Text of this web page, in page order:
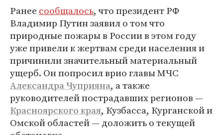
Ранее сообщалось, что президент РФ
Владимир Путин заявил о том что
природные пожары в России в этом году
уже привели к жертвам среди населения и
причинили значительный материальный
ущерб. Он попросил врио главы МЧС
Александра Чуприяна, а также
руководителей пострадавших регионов —
Красноярского края, Кузбасса, Курганской и
Омской областей — доложить о текущей